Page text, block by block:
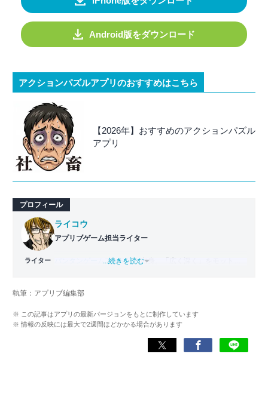
Android版をダウンロード
アクションパズルアプリのおすすめはこちら
【2026年】おすすめのアクションパズル
アプリ
プロフィール
ライター
ライコウ
アプリブゲーム担当ライター
バンタンゲームアカデミー 出身。「広く深く」をモットー
ゲームだけでも1,000本以上。ゲーム開発者を目指した経験
くして面白さを引き出し、人々に伝えるためゲームライタ
ーへと転向。
複数のゲームメディアの立ち上げや運営に携わるほか、ゲ
...続きを読む
執筆：アプリブ編集部
※ この記事はアプリの最新バージョンをもとに制作しています
※ 情報の反映には最大で2週間ほどかかる場合があります